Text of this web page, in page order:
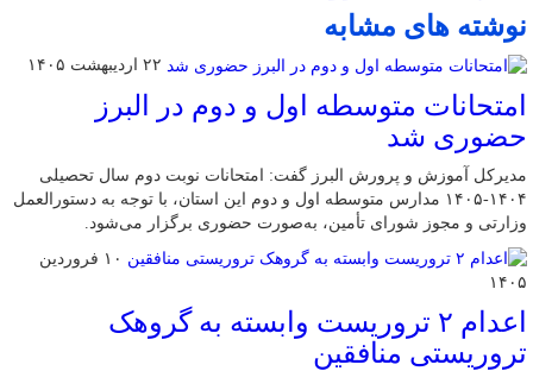
نوشته های مشابه
۲۲ اردیبهشت ۱۴۰۵
امتحانات متوسطه اول و دوم در البرز
حضوری شد
مدیرکل آموزش و پرورش البرز گفت: امتحانات نوبت دوم سال تحصیلی
۱۴۰۴-۱۴۰۵ مدارس متوسطه اول و دوم این استان، با توجه به دستورالعمل
وزارتی و مجوز شورای تأمین، به‌صورت حضوری برگزار می‌شود.
۱۰ فروردین
۱۴۰۵
اعدام ۲ تروریست وابسته به گروهک
تروریستی منافقین